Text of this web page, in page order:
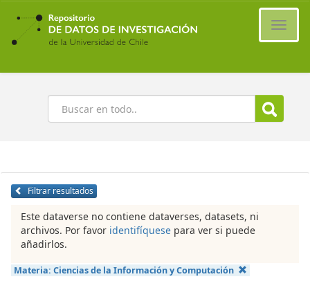
Ir
contenido
principal
Buscar
Filtrar resultados
Este dataverse no contiene dataverses, datasets, ni
archivos. Por favor identifíquese para ver si puede
añadirlos.
Materia: Ciencias de la Información y Computación